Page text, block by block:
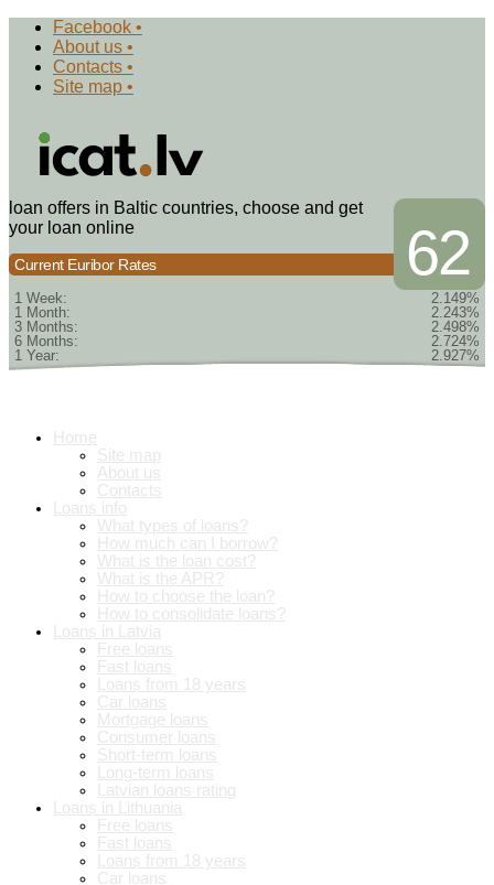
Facebook •
About us •
Contacts •
Site map •
62
loan offers in Baltic countries, choose and get
your loan online
Current Euribor Rates
1 Week:
2.149%
1 Month:
2.243%
3 Months:
2.498%
6 Months:
2.724%
1 Year:
2.927%